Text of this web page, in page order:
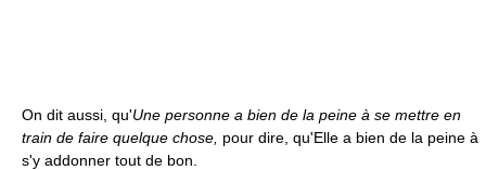
On dit aussi, qu'Une personne a bien de la peine à se mettre en
train de faire quelque chose, pour dire, qu'Elle a bien de la peine à
s'y addonner tout de bon.